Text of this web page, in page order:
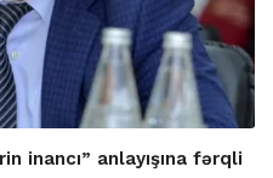
inancı” anlayışına fərqli